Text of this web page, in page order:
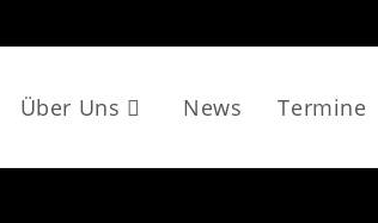
Über Uns News Termine